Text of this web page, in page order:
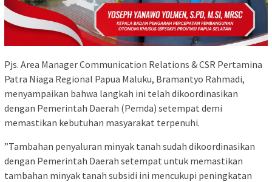
​Pjs. Area Manager Communication Relations & CSR Pertamina
Patra Niaga Regional Papua Maluku, Bramantyo Rahmadi,
menyampaikan bahwa langkah ini telah dikoordinasikan
dengan Pemerintah Daerah (Pemda) setempat demi
memastikan kebutuhan masyarakat terpenuhi.
​”Tambahan penyaluran minyak tanah sudah dikoordinasikan
dengan Pemerintah Daerah setempat untuk memastikan
tambahan minyak tanah subsidi ini mencukupi peningkatan